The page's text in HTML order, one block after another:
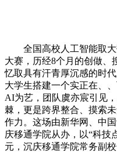
全国高校人工智能取大
大赛，历经8个月的创做、
忆取具有汗青厚沉感的时
大学生搭建一个实正在、
AI为艺，团队虞亦宸引见
棘，更是跨界整合、摸索
作力。这场由新华网、中
庆移通学院从办，以“科技
元，沉庆移通学院常务副